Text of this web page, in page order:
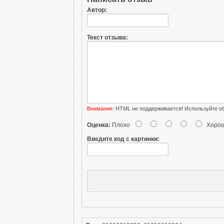
Автор:
Текст отзыва:
Внимание: HTML не поддерживается! Используйте
Оценка: Плохо
Введите код с картинки: